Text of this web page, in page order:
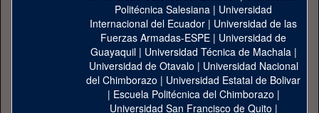
Politécnica Salesiana | Universidad
Internacional del Ecuador | Universidad de las
Fuerzas Armadas-ESPE | Universidad de
Guayaquil| Universidad Técnica de Machala|
Universidad de Otavalo | Universidad Nacional
del Chimborazo | Universidad Estatal de Bolivar
| Escuela Politécnica del Chimborazo |
Universidad San Francisco de Quito |